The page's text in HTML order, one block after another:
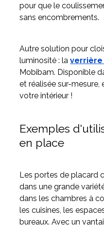
pour que le
sans encombrements.
Autre solution pour
luminosité : la verrière
Mobibam. Disponible
et réalisée sur-
votre intérieur !
Exemples
en place
Les portes de placard
dans une grande
dans les chambres à
les cuisines, les
bureaux. Avec un